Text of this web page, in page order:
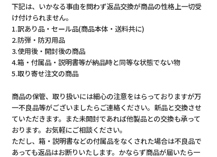
下記は、いかなる事由を問わず返品交換が商品の性格上一切受
け付けられません。
1.訳あり品・セール品(商品本体・送料共に)
2.防弾・防刃用品
3.使用後・開封後の商品
4.箱・付属品・説明書等が納品時と同等な状態でない物
5.取り寄せ注文の商品
商品の保管、取り扱いには細心の注意をはらっておりますが万
一不良品等がございましたらご連絡ください。新品と交換させ
ていただきます。また未開封であれば他製品との交換も承って
おります。お気軽にご相談ください。
ただし、箱・説明書などの付属品をなくされた場合は不良品で
あっても返品はお断りいたします。かならず商品が届いたら一